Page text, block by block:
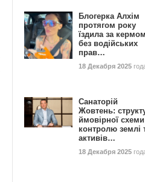
Блогерка Алхім
протягом року
їздила за кермом
без водійських
прав…
18 Декабря 2025
Санаторій
Жовтень:
ймовірної схеми
контролю землі
активів…
18 Декабря 2025